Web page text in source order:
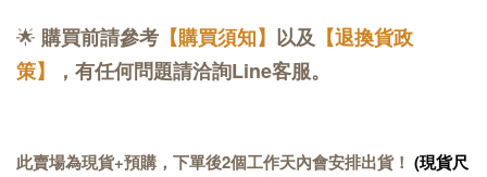
🌟 購買前請參考 【購買須知】 以及 【退換貨政
策】
，有任何問題請洽詢Line客服。
此賣場為現貨+預購，下單後2個工作天內會安排出貨！ (現貨尺